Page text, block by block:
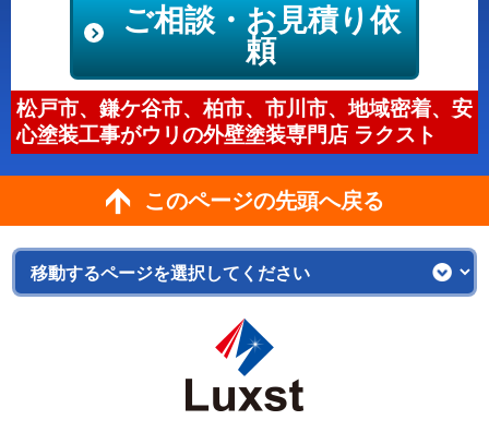
ご相談・お見積り依
頼
松戸市、鎌ケ谷市、柏市、市川市、地域密着、安
心塗装工事がウリの外壁塗装専門店 ラクスト
このページの先頭へ戻る